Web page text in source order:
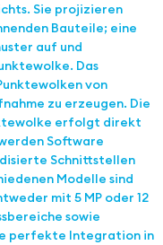
Sie projizieren
Bauteile; eine
auf und
Das
von
zu erzeugen. Die
erfolgt direkt
Software
Schnittstellen
Modelle sind
mit 5 MP oder 12
sowie
perfekte Integration in